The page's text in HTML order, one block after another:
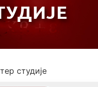
студије